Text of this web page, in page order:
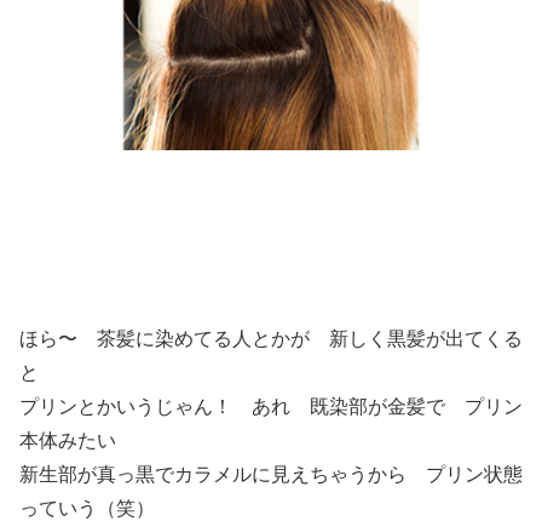
ほら〜 茶髪に染めてる人とかが 新しく黒髪が出てくる
と
プリンとかいうじゃん！ あれ 既染部が金髪で プリン
本体みたい
新生部が真っ黒でカラメルに見えちゃうから プリン状態
っていう（笑）